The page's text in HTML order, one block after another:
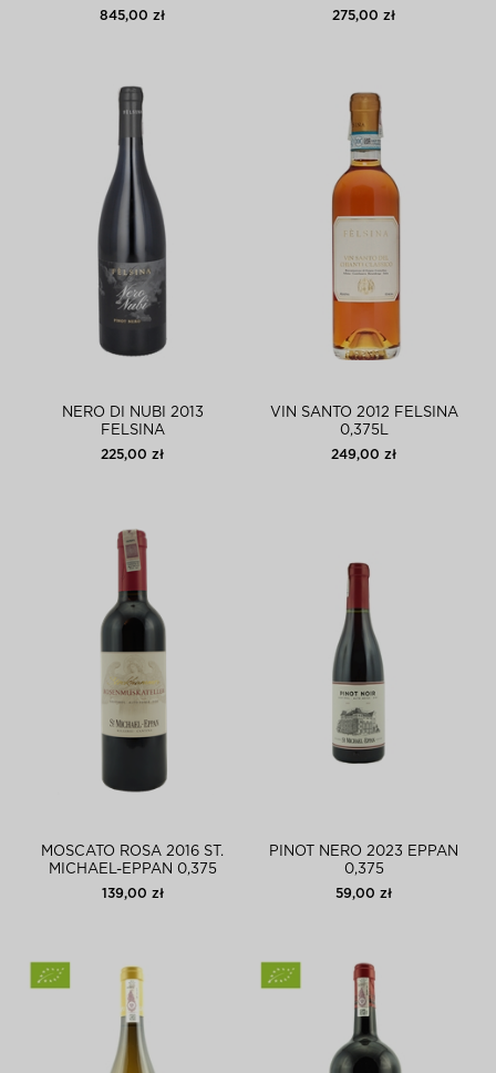
845,00 zł 275,00 zł
NERO DI NUBI 2013
FELSINA
225,00 zł
VIN SANTO 2012 FELSINA
0,375L
249,00 zł
MOSCATO ROSA 2016 ST.
MICHAEL-EPPAN 0,375
139,00 zł
PINOT NERO 2023 EPPAN
0,375
59,00 zł